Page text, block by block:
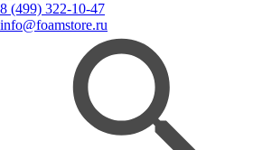
8 (499) 322-10-47
info@foamstore.ru